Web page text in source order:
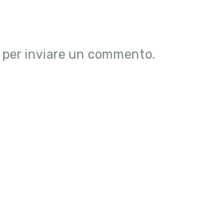
per inviare un commento.